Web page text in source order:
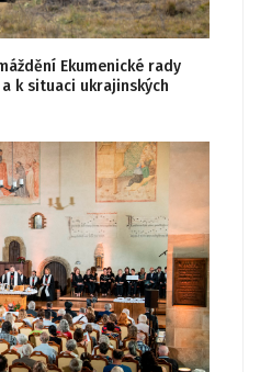
Ekumenické rady
k situaci ukrajinských